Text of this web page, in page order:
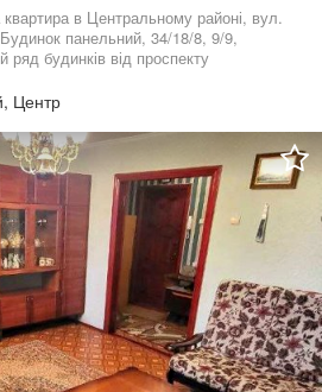
в Центральному районі, вул.
панельний, 34/18/8, 9/9,
ряд будинків від проспекту
Є глибока зручна комора
Квартира тепла, під'їзд чистий. Одне
інфраструктурі. Поруч зупинки на всі
АТБ, Сільпо, пошта, банки, ринок,
Центр